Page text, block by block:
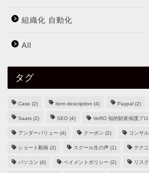
組織化 自動化
All
タグ
Case (2) Item description (4) Paypal (2)
Saats (2) SEO (4) VeRO 知的財産保護プ
アンダーバリュー (4) クーポン (2) コンサル
ショート動画 (2) スクール生の声 (1) テク
パソコン (4) ペイメントポリシー (2) リス